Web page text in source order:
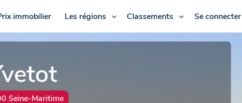
immobilier Les régions Classements Se connecter
Seine-Maritime